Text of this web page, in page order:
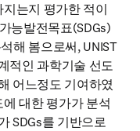
는지 평가한 적이
능발전목표(SDGs)
해 봄으로써, UNIST
적인 과학기술 선도
어느정도 기여하였
대한 평가가 분석
SDGs를 기반으로